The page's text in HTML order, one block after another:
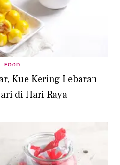
FOOD
Kue Kering Lebaran
di Hari Raya